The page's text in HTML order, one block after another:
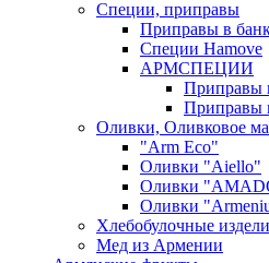
Специи, приправы
Приправы в
Специи Hamove
АРМСПЕЦИИ
Приправы
Приправы
Оливки, Оливковое
"Arm Eco"
Оливки "Aiello"
Оливки
Оливки
Хлебобулочные
Мед из Армении